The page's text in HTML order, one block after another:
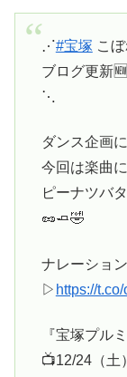
⋰#宝塚 こ
ブログ更新
⋱
ダンス企画
今回は楽曲
ピーナツバ
🥜🧈🤣
ナレーショ
▷ https://
『宝塚プル
📺12/24（土